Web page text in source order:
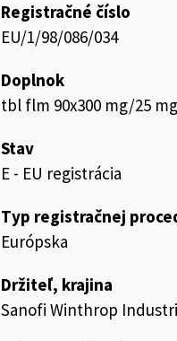
Registračné číslo
EU/1/98/086/034
Doplnok
tbl flm 90x300 mg/25
Stav
E - EU registrácia
Typ registračnej
Európska
Držiteľ, krajina
Sanofi Winthrop